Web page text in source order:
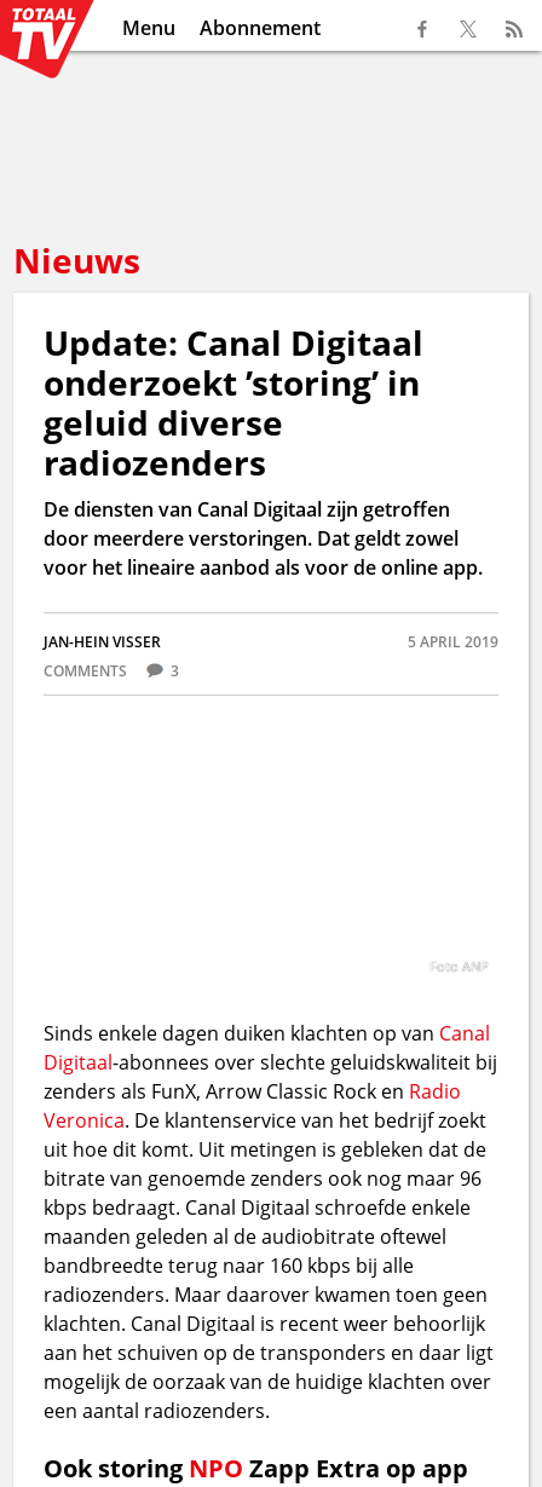
Menu Abonnement
Nieuws
Update: Canal Digitaal
onderzoekt ’storing’ in
geluid diverse
radiozenders
De diensten van Canal Digitaal zijn getroffen
door meerdere verstoringen. Dat geldt zowel
voor het lineaire aanbod als voor de online app.
JAN-HEIN VISSER
5 APRIL 2019
COMMENTS
3
Foto ANP
Sinds enkele dagen duiken klachten op van Canal
Digitaal-abonnees over slechte geluidskwaliteit bij
zenders als FunX, Arrow Classic Rock en Radio
Veronica. De klantenservice van het bedrijf zoekt
uit hoe dit komt. Uit metingen is gebleken dat de
bitrate van genoemde zenders ook nog maar 96
kbps bedraagt. Canal Digitaal schroefde enkele
maanden geleden al de audiobitrate oftewel
bandbreedte terug naar 160 kbps bij alle
radiozenders. Maar daarover kwamen toen geen
klachten. Canal Digitaal is recent weer behoorlijk
aan het schuiven op de transponders en daar ligt
mogelijk de oorzaak van de huidige klachten over
een aantal radiozenders.
Ook storing NPO Zapp Extra op app